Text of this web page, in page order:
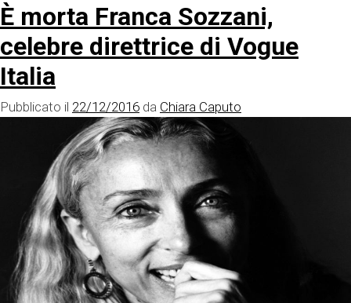
È morta Franca Sozzani,
celebre direttrice di Vogue
Italia
Pubblicato il 22/12/2016 da Chiara Caputo